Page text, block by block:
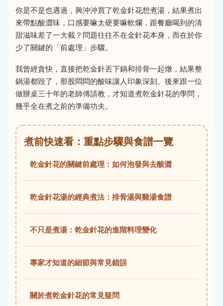
你是不是也遇過，興沖沖買了乾金針花想煮湯，結果煮出
來帶點酸澀味，口感要嘛太硬要嘛軟爛，跟餐廳喝到的清
甜滋味差了一大截？問題往往不在金針花本身，而在於你
少了關鍵的「前處理」步驟。
我曾經貪快，直接把乾金針丟下鍋和排骨一起燉，結果整
鍋湯都毀了，那股悶悶的酸味讓人印象深刻。後來跟一位
做辦桌三十年的老師傅請教，才知道煮乾金針花的學問，
幾乎全在煮之前的準備功夫。
煮前快速看：重點步驟與食譜一覽
乾金針花的關鍵前處理：如何泡發與去酸澀
乾金針花湯的經典煮法：排骨湯與雞湯食譜
不只是煮湯：乾金針花的進階料理變化
專家才知道的細節與常見錯誤
關於煮乾金針花的常見疑問